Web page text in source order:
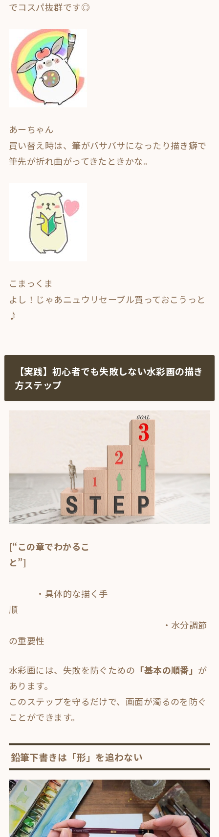
でコスパ抜群です◎
あーちゃん
買い替え時は、筆がバサバサになったり描き癖で
筆先が折れ曲がってきたときかな。
こまっくま
よし！じゃあニュウリセーブル買っておこうっと
♪
【実践】初心者でも失敗しない水彩画の描き
方ステップ
[“この章でわかるこ
と”]
・ 具体的な描く手
順
・水分調節
の重要性
水彩画には、失敗を防ぐための 「基本の順番」 が
あります。
このステップを守るだけで、画面が濁るのを防ぐ
ことができます。
鉛筆下書きは「形」を追わない